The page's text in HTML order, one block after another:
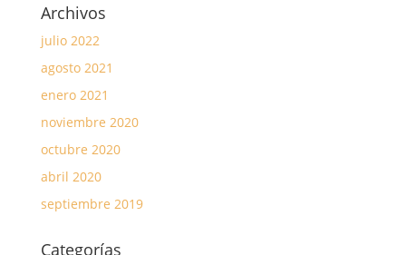
Archivos
julio 2022
agosto 2021
enero 2021
noviembre 2020
octubre 2020
abril 2020
septiembre 2019
Categorías